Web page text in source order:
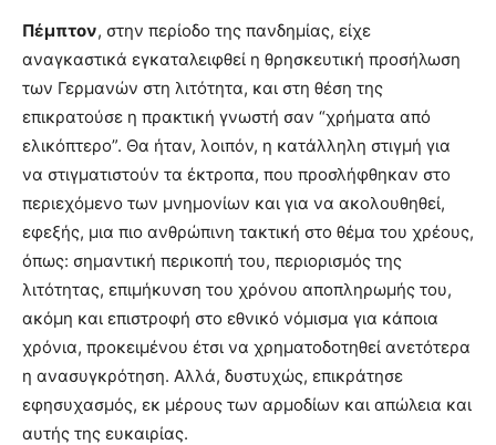
Πέμπτον, στην περίοδο της πανδημίας, είχε
αναγκαστικά εγκαταλειφθεί η θρησκευτική προσήλωση
των Γερμανών στη λιτότητα, και στη θέση της
επικρατούσε η πρακτική γνωστή σαν “χρήματα από
ελικόπτερο”. Θα ήταν, λοιπόν, η κατάλληλη στιγμή για
να στιγματιστούν τα έκτροπα, που προσλήφθηκαν στο
περιεχόμενο των μνημονίων και για να ακολουθηθεί,
εφεξής, μια πιο ανθρώπινη τακτική στο θέμα του χρέους,
όπως: σημαντική περικοπή του, περιορισμός της
λιτότητας, επιμήκυνση του χρόνου αποπληρωμής του,
ακόμη και επιστροφή στο εθνικό νόμισμα για κάποια
χρόνια, προκειμένου έτσι να χρηματοδοτηθεί ανετότερα
η ανασυγκρότηση. Αλλά, δυστυχώς, επικράτησε
εφησυχασμός, εκ μέρους των αρμοδίων και απώλεια και
αυτής της ευκαιρίας.